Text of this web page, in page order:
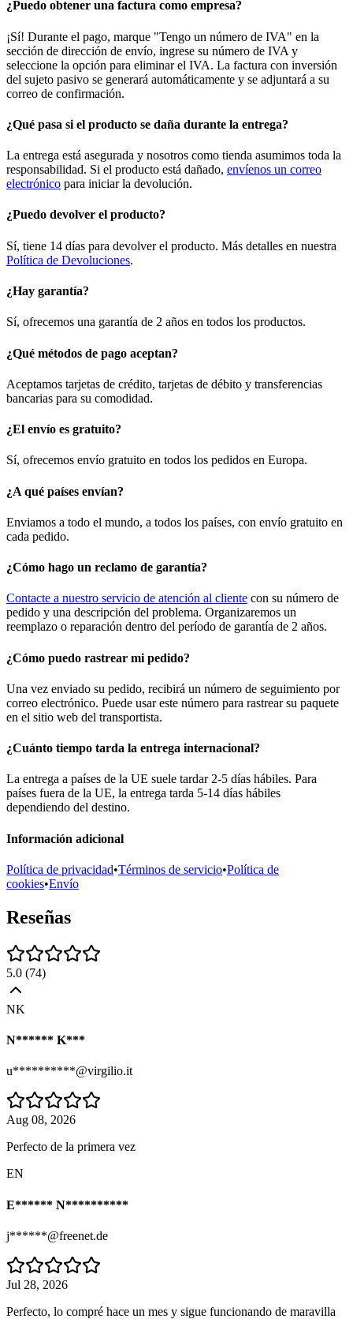
¿Puedo obtener una factura como empresa?
¡Sí! Durante el pago, marque "Tengo un número de IVA" en la
sección de dirección de envío, ingrese su número de IVA y
seleccione la opción para eliminar el IVA. La factura con inversión
del sujeto pasivo se generará automáticamente y se adjuntará a su
correo de confirmación.
¿Qué pasa si el producto se daña durante la entrega?
La entrega está asegurada y nosotros como tienda asumimos toda la
responsabilidad. Si el producto está dañado, envíenos un correo
electrónico para iniciar la devolución.
¿Puedo devolver el producto?
Sí, tiene 14 días para devolver el producto. Más detalles en nuestra
Política de Devoluciones.
¿Hay garantía?
Sí, ofrecemos una garantía de 2 años en todos los productos.
¿Qué métodos de pago aceptan?
Aceptamos tarjetas de crédito, tarjetas de débito y transferencias
bancarias para su comodidad.
¿El envío es gratuito?
Sí, ofrecemos envío gratuito en todos los pedidos en Europa.
¿A qué países envían?
Enviamos a todo el mundo, a todos los países, con envío gratuito en
cada pedido.
¿Cómo hago un reclamo de garantía?
Contacte a nuestro servicio de atención al cliente con su número de
pedido y una descripción del problema. Organizaremos un
reemplazo o reparación dentro del período de garantía de 2 años.
¿Cómo puedo rastrear mi pedido?
Una vez enviado su pedido, recibirá un número de seguimiento por
correo electrónico. Puede usar este número para rastrear su paquete
en el sitio web del transportista.
¿Cuánto tiempo tarda la entrega internacional?
La entrega a países de la UE suele tardar 2-5 días hábiles. Para
países fuera de la UE, la entrega tarda 5-14 días hábiles
dependiendo del destino.
Información adicional
Política de privacidad•Términos de servicio•Política de
cookies•Envío
Reseñas
5.0 (74)
NK
N****** K***
u**********@virgilio.it
Aug 08, 2026
Perfecto de la primera vez
EN
E****** N**********
j******@freenet.de
Jul 28, 2026
Perfecto, lo compré hace un mes y sigue funcionando de maravilla